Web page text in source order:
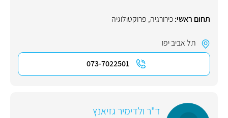
תחום ראשי:כירורגיה, פרוקטולוגיה
תל אביב יפו
073-7022501
ד"ר ולדימיר גזיאנץ